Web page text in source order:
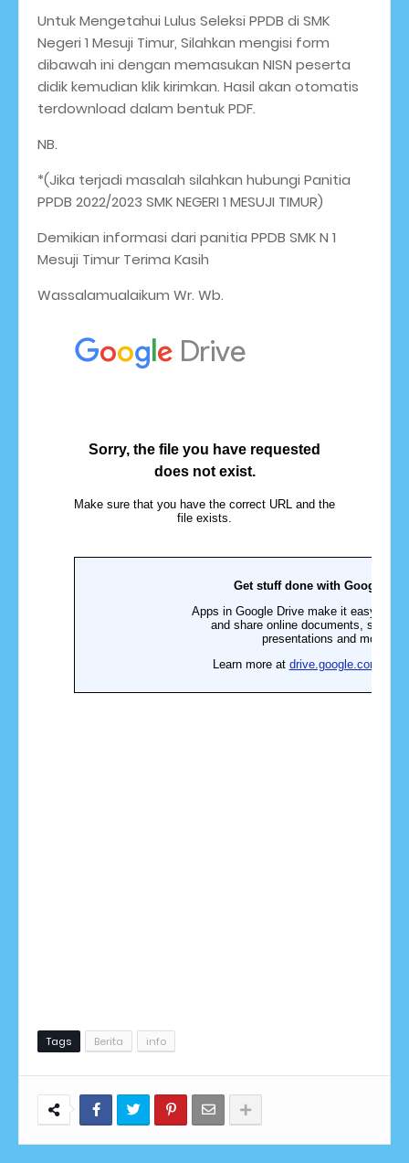
Untuk Mengetahui Lulus Seleksi PPDB di SMK
Negeri 1 Mesuji Timur, Silahkan mengisi form
dibawah ini dengan memasukan NISN peserta
didik kemudian klik kirimkan. Hasil akan otomatis
terdownload dalam bentuk PDF.
NB.
*(Jika terjadi masalah silahkan hubungi Panitia
PPDB 2022/2023 SMK NEGERI 1 MESUJI TIMUR)
Demikian informasi dari panitia PPDB SMK N 1
Mesuji Timur Terima Kasih
Wassalamualaikum Wr. Wb.
Tags Berita info